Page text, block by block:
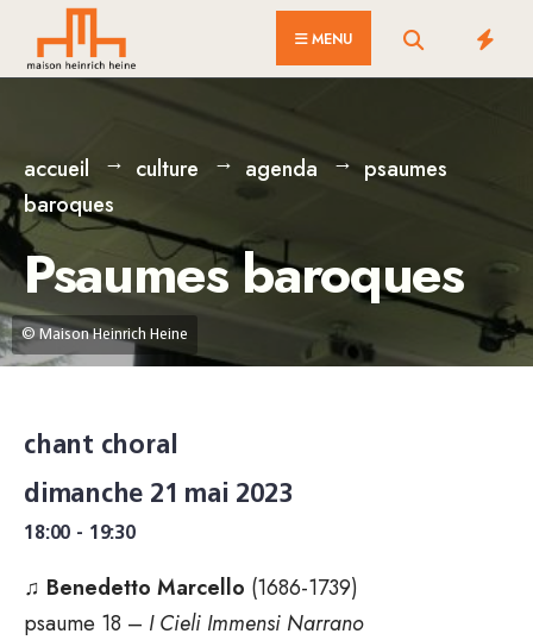
MENU
© Maison Heinrich Heine
accueil culture agenda
psaumes
baroques
Psaumes baroques
chant choral
dimanche 21 mai 2023
18:00 - 19:30
♫ Benedetto Marcello (1686-1739)
psaume 18 – I Cieli Immensi Narrano